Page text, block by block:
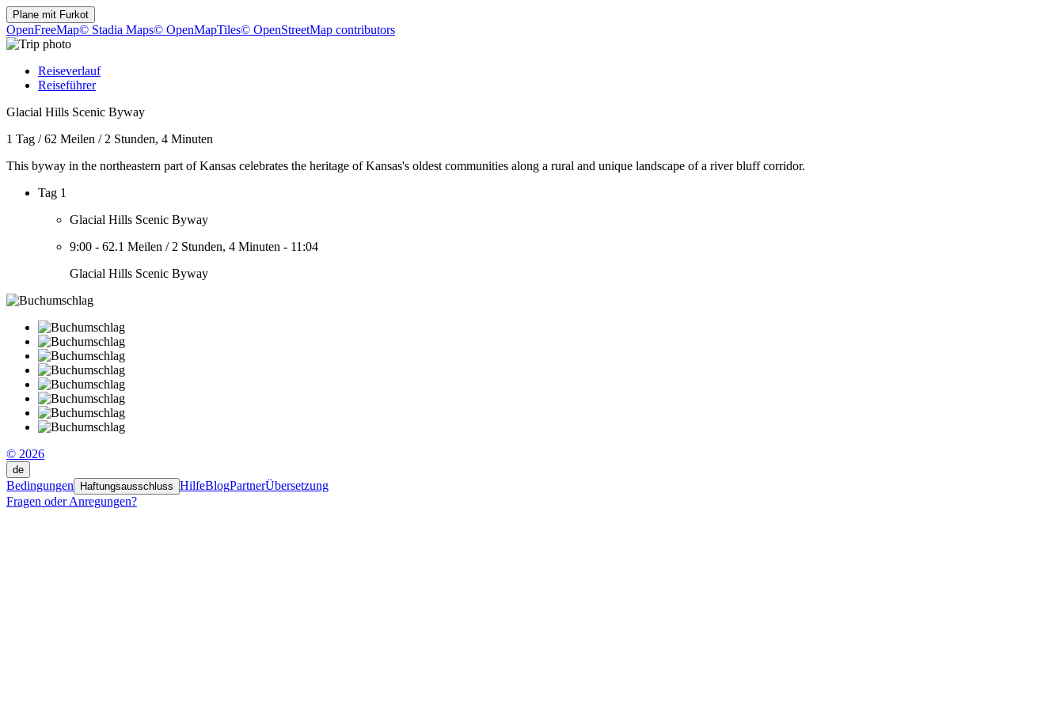
Plane mit Furkot
OpenFreeMap© Stadia Maps© OpenMapTiles© OpenStreetMap contributors
Reiseverlauf
Reiseführer
Glacial Hills Scenic Byway
1 Tag /62 Meilen / 2 Stunden, 4 Minuten
This byway in the northeastern part of Kansas celebrates the heritage of Kansas's oldest communities along a rural and unique landscape of a river bluff corridor.
Tag 1
Glacial Hills Scenic Byway
9:00 - 62.1 Meilen / 2 Stunden, 4 Minuten - 11:04
Glacial Hills Scenic Byway
© 2026
de
Bedingungen Haftungsausschluss HilfeBlogPartnerÜbersetzung
Fragen oder Anregungen?